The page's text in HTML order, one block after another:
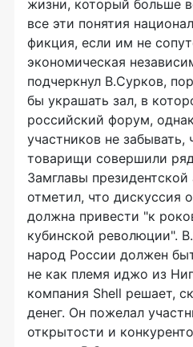
жизни, который больше
все эти понятия
фикция, если им не
экономическая
подчеркнул В.Сурков,
бы украшать зал, в
российский форум,
участников не забывать,
товарищи совершили
Замглавы
отметил, что дискуссия
должна привести "к
кубинской революции".
народ России должен
не как племя иджо из
компания Shell решает,
денег. Он пожелал
открытости и